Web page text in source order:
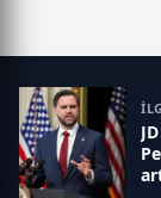
güncel